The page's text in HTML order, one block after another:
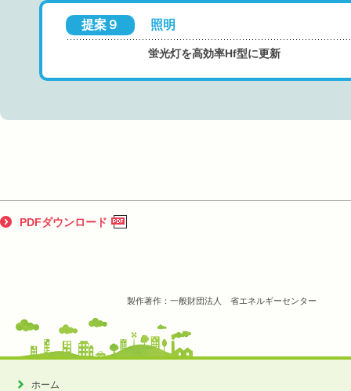
提案９ 照明
蛍光灯を高効率Hf型に更新
PDFダウンロード
製作著作：一般財団法人 省エネルギーセンター
ホーム